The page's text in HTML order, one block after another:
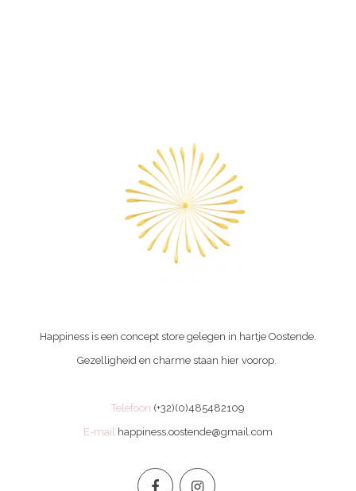
Happiness is een concept store gelegen in hartje Oostende.
Gezelligheid en charme staan hier voorop.
Telefoon (+32)(0)485482109
E-mail happiness.oostende@gmail.com